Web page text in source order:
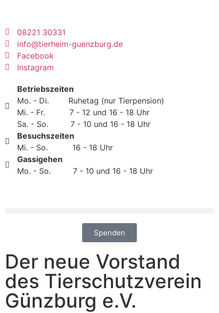
08221 30331
info@tierheim-guenzburg.de
Facebook
Instagram
Betriebszeiten
Mo. - Di. Ruhetag (nur Tierpension)
Mi. - Fr. 7 - 12 und 16 - 18 Uhr
Sa. - So. 7 - 10 und 16 - 18 Uhr
Besuchszeiten
Mi. - So. 16 - 18 Uhr
Gassigehen
Mo. - So. 7 - 10 und 16 - 18 Uhr
Spenden
Der neue Vorstand
des Tierschutzverein
Günzburg e.V.